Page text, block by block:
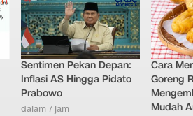
Sentimen Pekan Depan:
Inflasi AS Hingga Pidato
Prabowo
dalam 7 jam
Cara
Goreng
Mudah